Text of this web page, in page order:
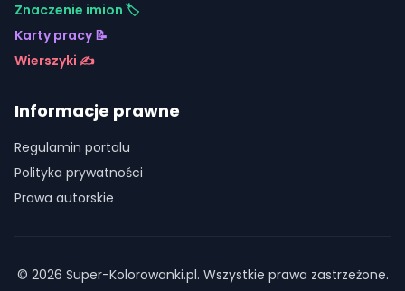
Znaczenie imion 🏷️
Karty pracy 📝
Wierszyki ✍️
Informacje prawne
Regulamin portalu
Polityka prywatności
Prawa autorskie
© 2026 Super-Kolorowanki.pl. Wszystkie prawa zastrzeżone.